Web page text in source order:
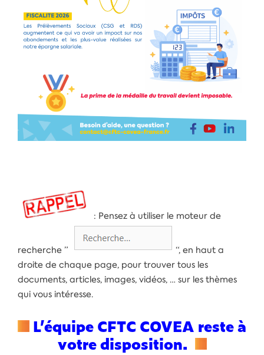
: Pensez à utiliser le moteur de
recherche ”
“, en haut a
droite de chaque page, pour trouver tous les
documents, articles, images, vidéos, … sur les thèmes
qui vous intéresse.
L’équipe CFTC COVEA reste à
votre disposition.